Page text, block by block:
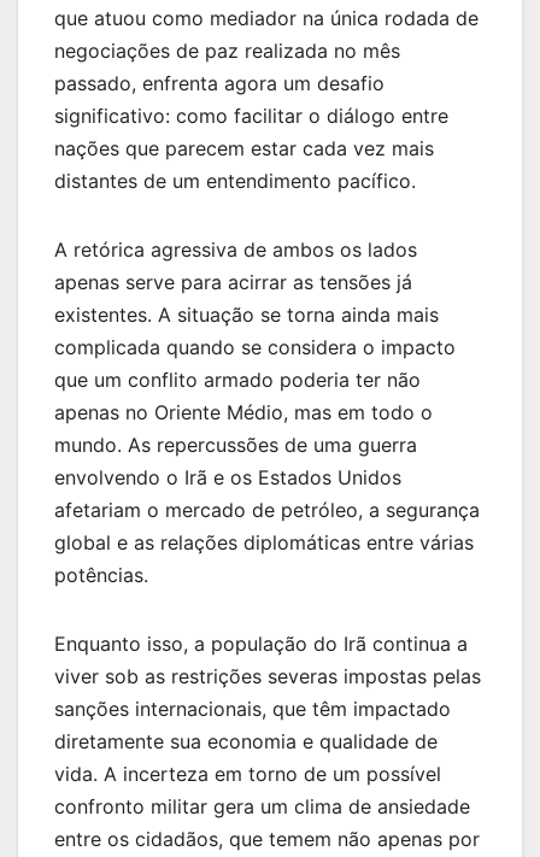
que atuou como mediador na única rodada de
negociações de paz realizada no mês
passado, enfrenta agora um desafio
significativo: como facilitar o diálogo entre
nações que parecem estar cada vez mais
distantes de um entendimento pacífico.
A retórica agressiva de ambos os lados
apenas serve para acirrar as tensões já
existentes. A situação se torna ainda mais
complicada quando se considera o impacto
que um conflito armado poderia ter não
apenas no Oriente Médio, mas em todo o
mundo. As repercussões de uma guerra
envolvendo o Irã e os Estados Unidos
afetariam o mercado de petróleo, a segurança
global e as relações diplomáticas entre várias
potências.
Enquanto isso, a população do Irã continua a
viver sob as restrições severas impostas pelas
sanções internacionais, que têm impactado
diretamente sua economia e qualidade de
vida. A incerteza em torno de um possível
confronto militar gera um clima de ansiedade
entre os cidadãos, que temem não apenas por